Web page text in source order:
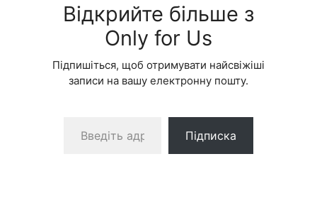
Відкрийте більше з
Only for Us
Підпишіться, щоб отримувати найсвіжіші
записи на вашу електронну пошту.
Підписка